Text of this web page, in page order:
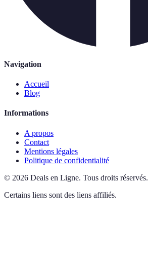
Navigation
Accueil
Blog
Informations
A propos
Contact
Mentions légales
Politique de confidentialité
© 2026 Deals en Ligne. Tous droits réservés.
Certains liens sont des liens affiliés.